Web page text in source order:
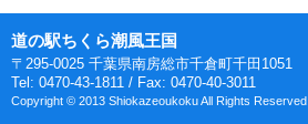
道の駅ちくら潮風王国
〒295-0025 千葉県南房総市千倉町千田1051
Tel: 0470-43-1811 / Fax: 0470-40-3011
Copyright © 2013 Shiokazeoukoku All Rights Reserved.